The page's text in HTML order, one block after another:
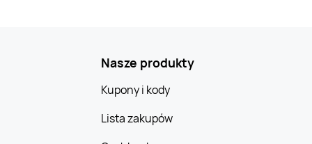
Nasze produkty
Kupony i kody
Lista zakupów